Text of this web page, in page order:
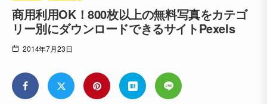
商用利用OK！800枚以上の無料写真をカテゴ
リー別にダウンロードできるサイトPexels
2014年7月23日